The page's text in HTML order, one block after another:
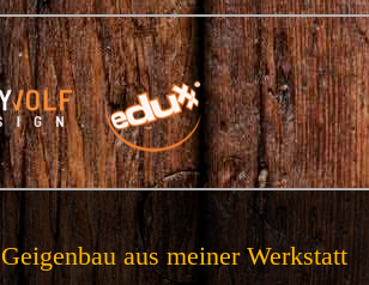
Geigenbau aus meiner Werkstatt